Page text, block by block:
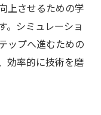
上させるための学
。シミュレーショ
ップへ進むための
効率的に技術を磨